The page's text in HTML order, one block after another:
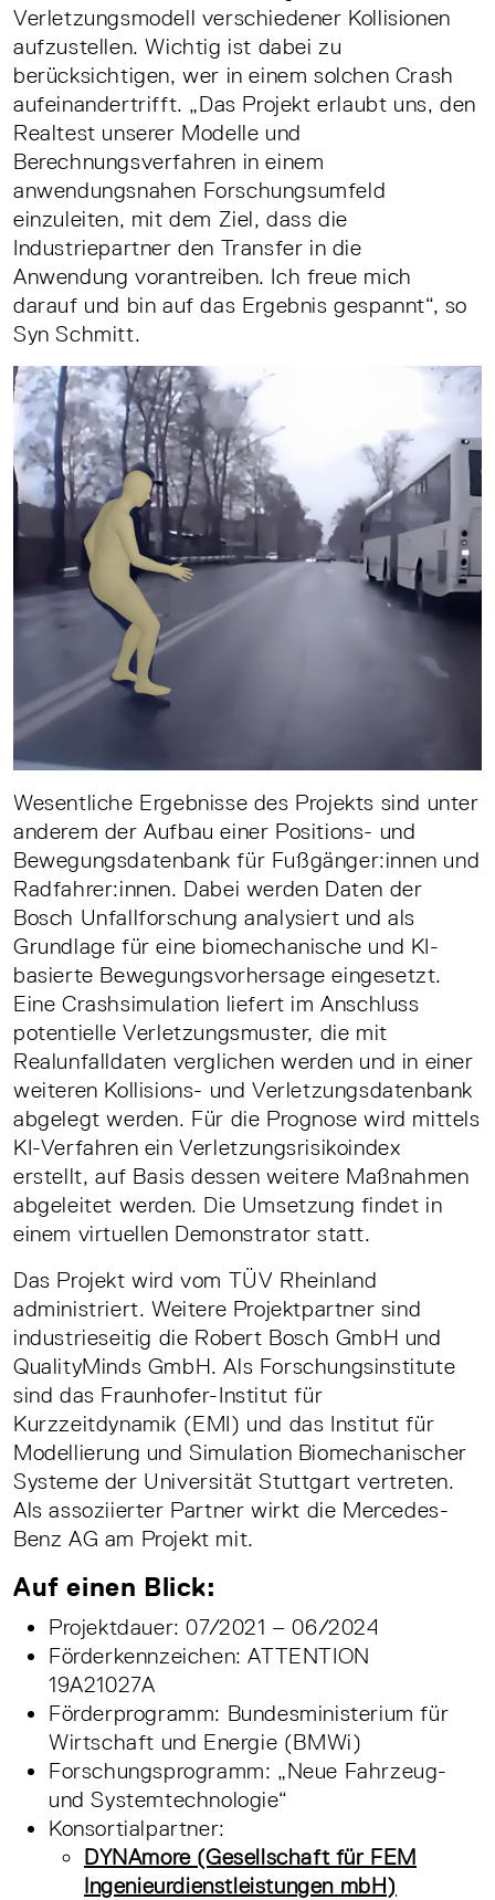
Verletzungsmodell verschiedener Kollisionen
aufzustellen. Wichtig ist dabei zu
berücksichtigen, wer in einem solchen Crash
aufeinandertrifft. „Das Projekt erlaubt uns, den
Realtest unserer Modelle und
Berechnungsverfahren in einem
anwendungsnahen Forschungsumfeld
einzuleiten, mit dem Ziel, dass die
Industriepartner den Transfer in die
Anwendung vorantreiben. Ich freue mich
darauf und bin auf das Ergebnis gespannt“, so
Syn Schmitt.
Wesentliche Ergebnisse des Projekts sind unter
anderem der Aufbau einer Positions- und
Bewegungsdatenbank für Fußgänger:innen und
Radfahrer:innen. Dabei werden Daten der
Bosch Unfallforschung analysiert und als
Grundlage für eine biomechanische und KI-
basierte Bewegungsvorhersage eingesetzt.
Eine Crashsimulation liefert im Anschluss
potentielle Verletzungsmuster, die mit
Realunfalldaten verglichen werden und in einer
weiteren Kollisions- und Verletzungsdatenbank
abgelegt werden. Für die Prognose wird mittels
KI-Verfahren ein Verletzungsrisikoindex
erstellt, auf Basis dessen weitere Maßnahmen
abgeleitet werden. Die Umsetzung findet in
einem virtuellen Demonstrator statt.
Das Projekt wird vom TÜV Rheinland
administriert. Weitere Projektpartner sind
industrieseitig die Robert Bosch GmbH und
QualityMinds GmbH. Als Forschungsinstitute
sind das Fraunhofer-Institut für
Kurzzeitdynamik (EMI) und das Institut für
Modellierung und Simulation Biomechanischer
Systeme der Universität Stuttgart vertreten.
Als assoziierter Partner wirkt die Mercedes-
Benz AG am Projekt mit.
Auf einen Blick:
Projektdauer: 07/2021 – 06/2024
Förderkennzeichen: ATTENTION
19A21027A
Förderprogramm: Bundesministerium für
Wirtschaft und Energie (BMWi)
Forschungsprogramm: „Neue Fahrzeug-
und Systemtechnologie“
Konsortialpartner:
DYNAmore (Gesellschaft für FEM
Ingenieurdienstleistungen mbH)